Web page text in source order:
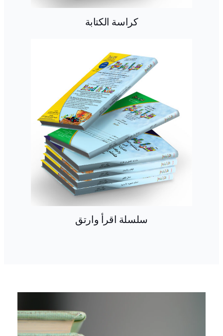
كراسة الكتابة
سلسلة اقرأ وارتق